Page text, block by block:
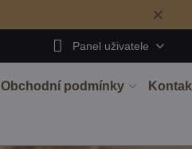
✕
Panel uživatele
Obchodní podmínky